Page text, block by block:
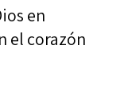
en
el corazón